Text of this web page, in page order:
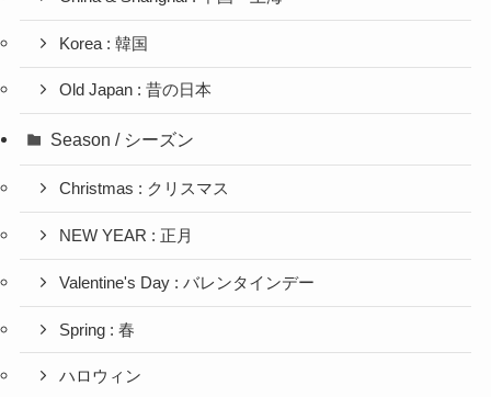
Korea : 韓国
Old Japan : 昔の日本
Season / シーズン
Christmas : クリスマス
NEW YEAR : 正月
Valentine's Day : バレンタインデー
Spring : 春
ハロウィン